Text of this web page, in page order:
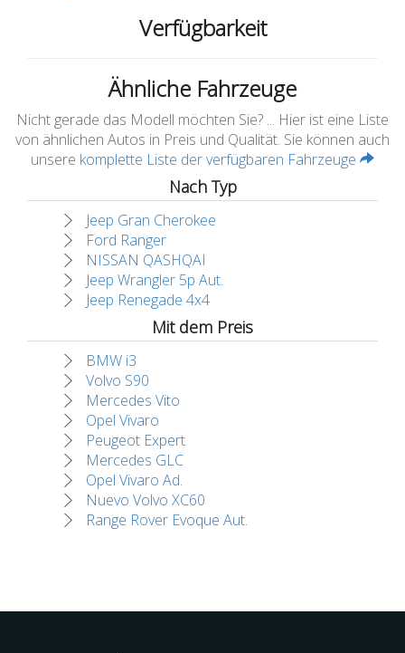
Verfügbarkeit
Ähnliche Fahrzeuge
Nicht gerade das Modell möchten Sie? ... Hier ist eine Liste
von ähnlichen Autos in Preis und Qualität. Sie können auch
unsere komplette Liste der verfügbaren Fahrzeuge
Nach Typ
Jeep Gran Cherokee
Ford Ranger
NISSAN QASHQAI
Jeep Wrangler 5p Aut.
Jeep Renegade 4x4
Mit dem Preis
BMW i3
Volvo S90
Mercedes Vito
Opel Vivaro
Peugeot Expert
Mercedes GLC
Opel Vivaro Ad.
Nuevo Volvo XC60
Range Rover Evoque Aut.